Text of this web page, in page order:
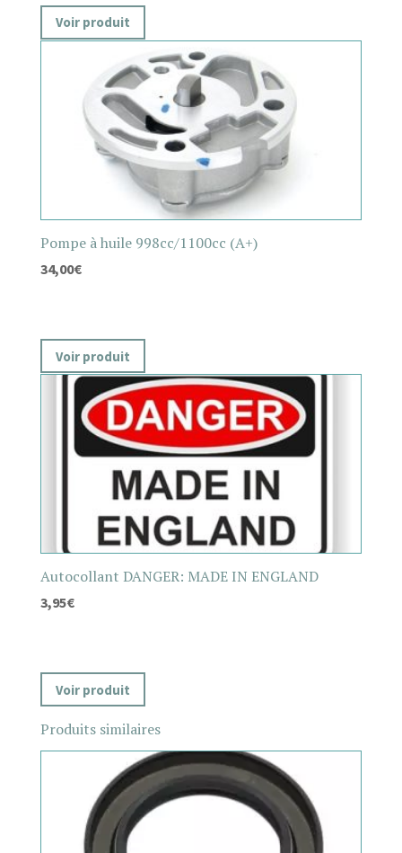
Voir produit
Pompe à huile 998cc/1100cc (A+)
34,00€
Voir produit
Autocollant DANGER: MADE IN ENGLAND
3,95€
Voir produit
Produits similaires